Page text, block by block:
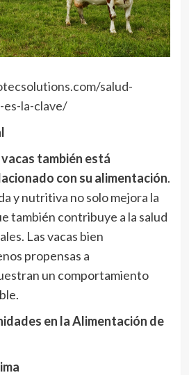
salud-
es-la-clave/
también está
con su alimentación.
y nutritiva no solo mejora la
también contribuye a la salud
Las vacas bien
propensas a
un comportamiento
en la Alimentación de